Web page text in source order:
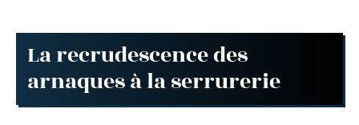
La recrudescence des
arnaques à la serrurerie